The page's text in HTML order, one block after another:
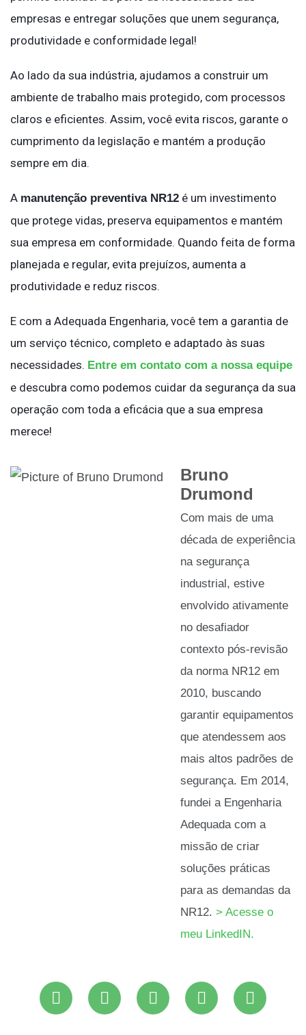
empresas e entregar soluções que unem segurança,
produtividade e conformidade legal!
Ao lado da sua indústria, ajudamos a construir um
ambiente de trabalho mais protegido, com processos
claros e eficientes. Assim, você evita riscos, garante o
cumprimento da legislação e mantém a produção
sempre em dia.
A manutenção preventiva NR12 é um investimento
que protege vidas, preserva equipamentos e mantém
sua empresa em conformidade. Quando feita de forma
planejada e regular, evita prejuízos, aumenta a
produtividade e reduz riscos.
E com a Adequada Engenharia, você tem a garantia de
um serviço técnico, completo e adaptado às suas
necessidades. Entre em contato com a nossa equipe
e descubra como podemos cuidar da segurança da sua
operação com toda a eficácia que a sua empresa
merece!
Bruno
Drumond
Com mais de uma
década de experiência
na segurança
industrial, estive
envolvido ativamente
no desafiador
contexto pós-revisão
da norma NR12 em
2010, buscando
garantir equipamentos
que atendessem aos
mais altos padrões de
segurança. Em 2014,
fundei a Engenharia
Adequada com a
missão de criar
soluções práticas
para as demandas da
NR12. > Acesse o
meu LinkedIN.